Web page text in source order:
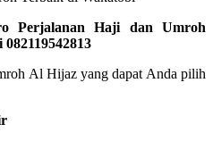
Perjalanan Haji dan Umroh
Al Hijaz yang dapat Anda pilih